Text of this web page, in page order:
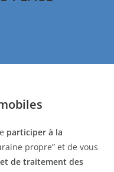
participer à la
propre” et de vous
de traitement des